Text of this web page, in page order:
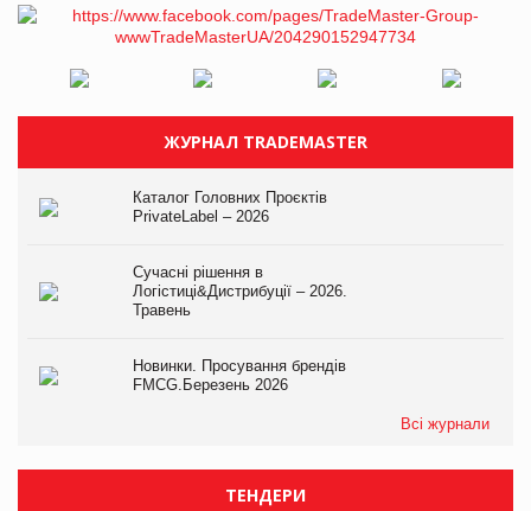
ЖУРНАЛ TRADEMASTER
Каталог Головних Проєктів
PrivateLabel – 2026
Сучасні рішення в
Логістиці&Дистрибуції – 2026.
Травень
Новинки. Просування брендів
FMCG.Березень 2026
Всі журнали
ТЕНДЕРИ